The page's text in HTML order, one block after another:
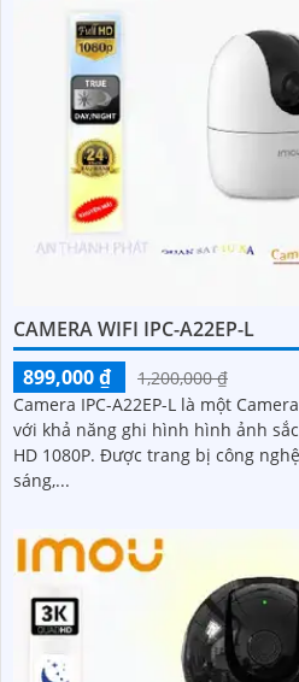
CAMERA WIFI IPC-A22EP-L
899,000 ₫
1,200,000 ₫
Camera IPC-A22EP-L là một
với khả năng ghi hình hình ảnh
HD 1080P. Được trang bị công nghệ xử lý hình ảnh thiếu
sáng,...